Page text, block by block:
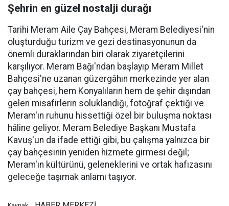
Şehrin en güzel nostalji durağı
Tarihi Meram Aile Çay Bahçesi, Meram Belediyesi'nin
oluşturduğu turizm ve gezi destinasyonunun da
önemli duraklarından biri olarak ziyaretçilerini
karşılıyor. Meram Bağı'ndan başlayıp Meram Millet
Bahçesi'ne uzanan güzergâhın merkezinde yer alan
çay bahçesi, hem Konyalıların hem de şehir dışından
gelen misafirlerin soluklandığı, fotoğraf çektiği ve
Meram'ın ruhunu hissettiği özel bir buluşma noktası
hâline geliyor. Meram Belediye Başkanı Mustafa
Kavuş'un da ifade ettiği gibi, bu çalışma yalnızca bir
çay bahçesinin yeniden hizmete girmesi değil;
Meram'ın kültürünü, geleneklerini ve ortak hafızasını
geleceğe taşımak anlamı taşıyor.